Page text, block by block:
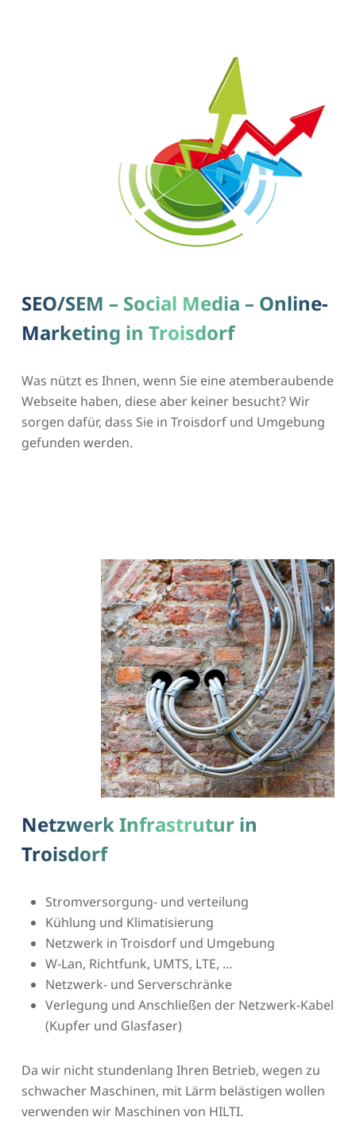
SEO/SEM – Social Media – Online-
Marketing in Troisdorf
Was nützt es Ihnen, wenn Sie eine atemberaubende
Webseite haben, diese aber keiner besucht? Wir
sorgen dafür, dass Sie in Troisdorf und Umgebung
gefunden werden.
Netzwerk Infrastrutur in
Troisdorf
Stromversorgung- und verteilung
Kühlung und Klimatisierung
Netzwerk in Troisdorf und Umgebung
W-Lan, Richtfunk, UMTS, LTE, …
Netzwerk- und Serverschränke
Verlegung und Anschließen der Netzwerk-Kabel
(Kupfer und Glasfaser)
Da wir nicht stundenlang Ihren Betrieb, wegen zu
schwacher Maschinen, mit Lärm belästigen wollen
verwenden wir Maschinen von HILTI.